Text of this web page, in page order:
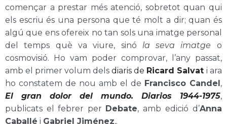
començar a prestar més atenció, sobretot quan qui
els escriu és una persona que té molt a dir; quan és
algú que ens ofereix no tan sols una imatge personal
del temps què va viure, sinó la seva imatge o
cosmovisió. Ho vam poder comprovar, l’any passat,
amb el primer volum dels diaris de Ricard Salvat i ara
ho constatem de nou amb el de Francisco Candel,
El gran dolor del mundo. Diarios 1944-1975,
publicats el febrer per Debate, amb edició d’Anna
Caballé i Gabriel Jiménez,.